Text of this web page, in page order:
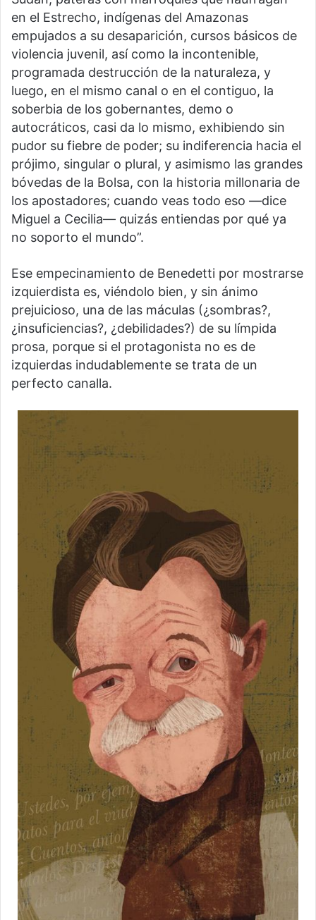
en el Estrecho, indígenas del Amazonas
empujados a su desaparición, cursos básicos de
violencia juvenil, así como la incontenible,
programada destrucción de la naturaleza, y
luego, en el mismo canal o en el contiguo, la
soberbia de los gobernantes, demo o
autocráticos, casi da lo mismo, exhibiendo sin
pudor su fiebre de poder; su indiferencia hacia el
prójimo, singular o plural, y asimismo las grandes
bóvedas de la Bolsa, con la historia millonaria de
los apostadores; cuando veas todo eso —dice
Miguel a Cecilia— quizás entiendas por qué ya
no soporto el mundo”.
Ese empecinamiento de Benedetti por mostrarse
izquierdista es, viéndolo bien, y sin ánimo
prejuicioso, una de las máculas (¿sombras?,
¿insuficiencias?, ¿debilidades?) de su límpida
prosa, porque si el protagonista no es de
izquierdas indudablemente se trata de un
perfecto canalla.